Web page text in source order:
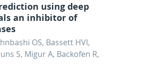
using deep
an inhibitor of
OS, Bassett HVI,
S, Migur A, Backofen R,